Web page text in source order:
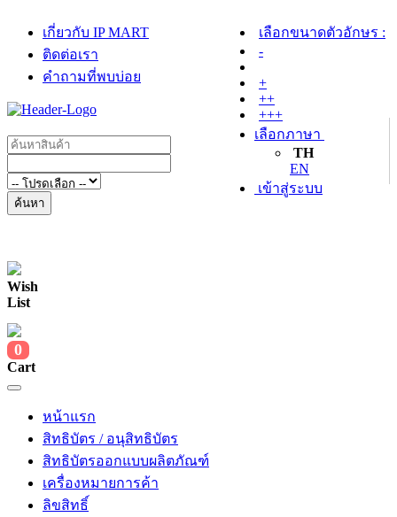
เกี่ยวกับ IP MART
ติดต่อเรา
คำถามที่พบบ่อย
เลือกขนาดตัวอักษร :
-
+
++
+++
เลือกภาษา
TH
EN
เข้าสู่ระบบ
ค้นหา
Wish
List
0
Cart
หน้าแรก
สิทธิบัตร / อนุสิทธิบัตร
สิทธิบัตรออกแบบผลิตภัณฑ์
เครื่องหมายการค้า
ลิขสิทธิ์